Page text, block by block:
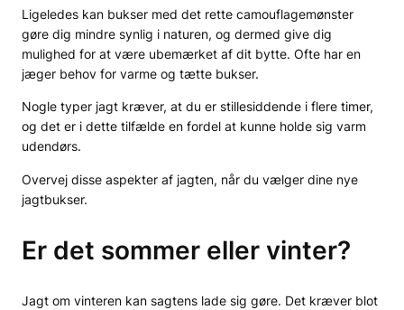
Ligeledes kan bukser med det rette camouflagemønster
gøre dig mindre synlig i naturen, og dermed give dig
mulighed for at være ubemærket af dit bytte. Ofte har en
jæger behov for varme og tætte bukser.
Nogle typer jagt kræver, at du er stillesiddende i flere timer,
og det er i dette tilfælde en fordel at kunne holde sig varm
udendørs.
Overvej disse aspekter af jagten, når du vælger dine nye
jagtbukser.
Er det sommer eller vinter?
Jagt om vinteren kan sagtens lade sig gøre. Det kræver blot